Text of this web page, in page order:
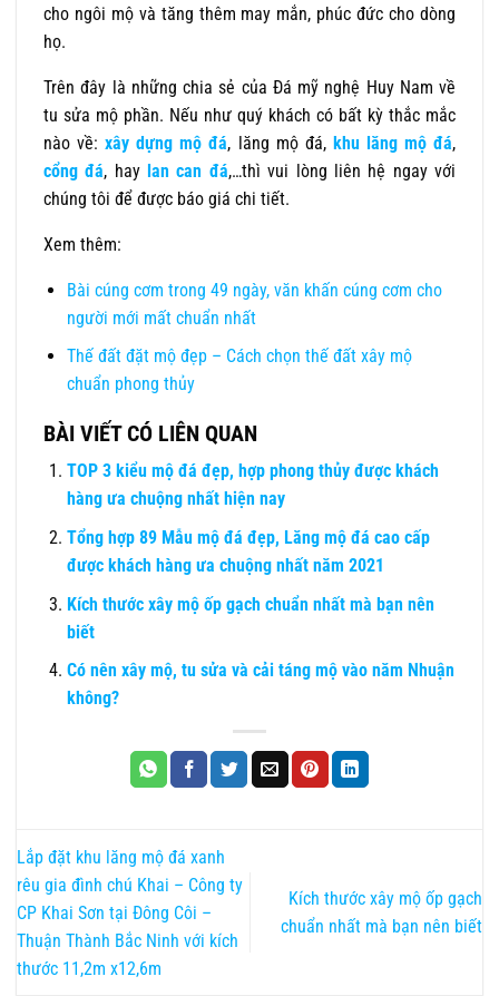
cho ngôi mộ và tăng thêm may mắn, phúc đức cho dòng
họ.
Trên đây là những chia sẻ của Đá mỹ nghệ Huy Nam về
tu sửa mộ phần. Nếu như quý khách có bất kỳ thắc mắc
nào về:xây dựng mộ đá, lăng mộ đá, khu lăng mộ đá,
cổng đá, haylan can đá,…thì vui lòng liên hệ ngay với
chúng tôi để được báo giá chi tiết.
Xem thêm:
Bài cúng cơm trong 49 ngày, văn khấn cúng cơm cho
người mới mất chuẩn nhất
Thế đất đặt mộ đẹp – Cách chọn thế đất xây mộ
chuẩn phong thủy
BÀI VIẾT CÓ LIÊN QUAN
TOP 3 kiểu mộ đá đẹp, hợp phong thủy được khách
hàng ưa chuộng nhất hiện nay
Tổng hợp 89 Mẫu mộ đá đẹp, Lăng mộ đá cao cấp
được khách hàng ưa chuộng nhất năm 2021
Kích thước xây mộ ốp gạch chuẩn nhất mà bạn nên
biết
Có nên xây mộ, tu sửa và cải táng mộ vào năm Nhuận
không?
Lắp đặt khu lăng mộ đá xanh
rêu gia đình chú Khai – Công ty
CP Khai Sơn tại Đông Côi –
Thuận Thành Bắc Ninh với kích
thước 11,2m x12,6m
Kích thước xây mộ ốp gạch
chuẩn nhất mà bạn nên biết